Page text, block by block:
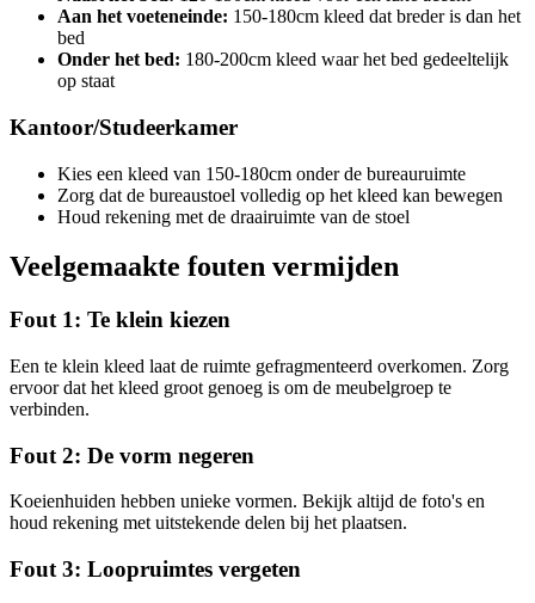
Aan het voeteneinde: 150-180cm kleed dat breder is dan het
bed
Onder het bed: 180-200cm kleed waar het bed gedeeltelijk
op staat
Kantoor/Studeerkamer
Kies een kleed van 150-180cm onder de bureauruimte
Zorg dat de bureaustoel volledig op het kleed kan bewegen
Houd rekening met de draairuimte van de stoel
Veelgemaakte fouten vermijden
Fout 1: Te klein kiezen
Een te klein kleed laat de ruimte gefragmenteerd overkomen. Zorg
ervoor dat het kleed groot genoeg is om de meubelgroep te
verbinden.
Fout 2: De vorm negeren
Koeienhuiden hebben unieke vormen. Bekijk altijd de foto's en
houd rekening met uitstekende delen bij het plaatsen.
Fout 3: Loopruimtes vergeten